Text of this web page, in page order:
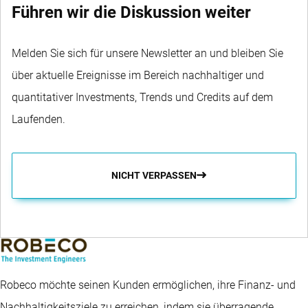
Führen wir die Diskussion weiter
Melden Sie sich für unsere Newsletter an und bleiben Sie
über aktuelle Ereignisse im Bereich nachhaltiger und
quantitativer Investments, Trends und Credits auf dem
Laufenden.
NICHT VERPASSEN
Robeco möchte seinen Kunden ermöglichen, ihre Finanz- und